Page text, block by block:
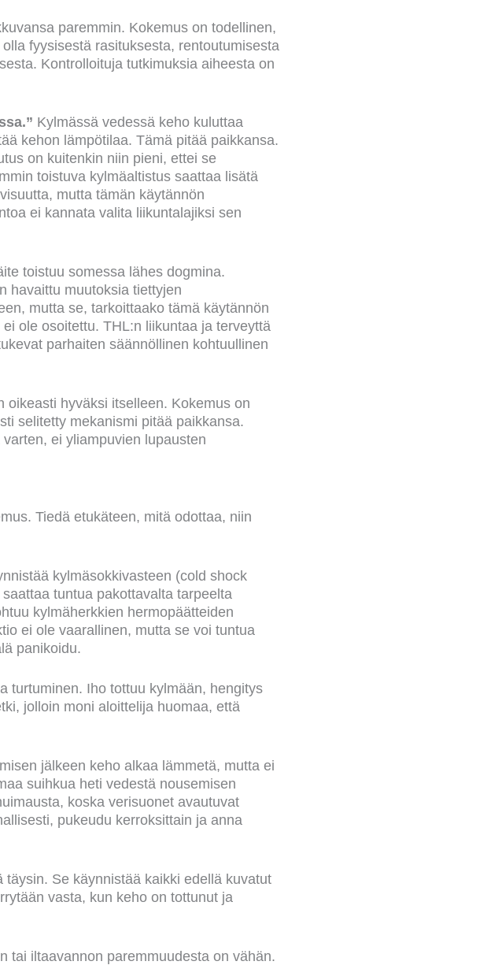
paremmin. Kokemus on todellinen,
fyysisestä rasituksesta, rentoutumisesta
Kontrolloituja tutkimuksia aiheesta on
Kylmässä vedessä keho kuluttaa
kehon lämpötilaa. Tämä pitää paikkansa.
on kuitenkin niin pieni, ettei se
toistuva kylmäaltistus saattaa lisätä
mutta tämän käytännön
ei kannata valita liikuntalajiksi sen
toistuu somessa lähes dogmina.
havaittu muutoksia tiettyjen
mutta se, tarkoittaako tämä käytännön
ole osoitettu. THL:n liikuntaa ja terveyttä
parhaiten säännöllinen kohtuullinen
oikeasti hyväksi itselleen. Kokemus on
selitetty mekanismi pitää paikkansa.
ei yliampuvien lupausten
Tiedä etukäteen, mitä odottaa, niin
kylmäsokkivasteen (cold shock
tuntua pakottavalta tarpeelta
kylmäherkkien hermopäätteiden
ei ole vaarallinen, mutta se voi tuntua
panikoidu.
turtuminen. Iho tottuu kylmään, hengitys
jolloin moni aloittelija huomaa, että
jälkeen keho alkaa lämmetä, mutta ei
suihkua heti vedestä nousemisen
koska verisuonet avautuvat
pukeudu kerroksittain ja anna
Se käynnistää kaikki edellä kuvatut
vasta, kun keho on tottunut ja
tai iltaavannon paremmuudesta on vähän.